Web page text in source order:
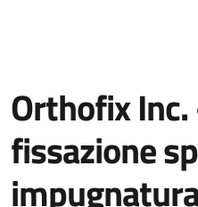
Orthofix
fissazione